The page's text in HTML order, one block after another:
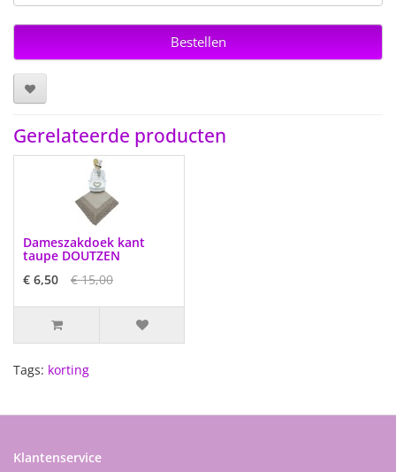
Bestellen
Gerelateerde producten
Dameszakdoek kant
taupe DOUTZEN
€ 6,50
€ 15,00
Tags: korting
Klantenservice